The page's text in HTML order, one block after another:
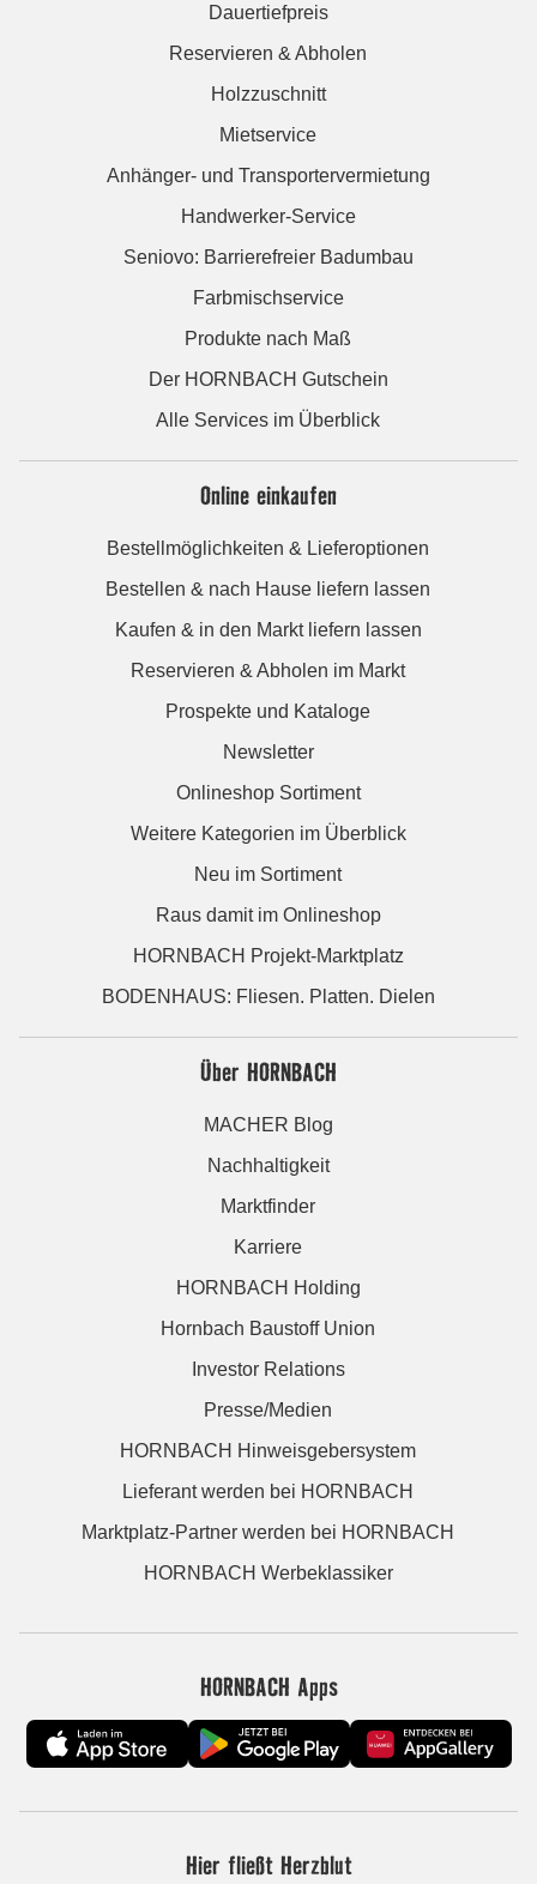
Dauertiefpreis
Reservieren & Abholen
Holzzuschnitt
Mietservice
Anhänger- und Transportervermietung
Handwerker-Service
Seniovo: Barrierefreier Badumbau
Farbmischservice
Produkte nach Maß
Der HORNBACH Gutschein
Alle Services im Überblick
Online einkaufen
Bestellmöglichkeiten & Lieferoptionen
Bestellen & nach Hause liefern lassen
Kaufen & in den Markt liefern lassen
Reservieren & Abholen im Markt
Prospekte und Kataloge
Newsletter
Onlineshop Sortiment
Weitere Kategorien im Überblick
Neu im Sortiment
Raus damit im Onlineshop
HORNBACH Projekt-Marktplatz
BODENHAUS: Fliesen. Platten. Dielen
Über HORNBACH
MACHER Blog
Nachhaltigkeit
Marktfinder
Karriere
HORNBACH Holding
Hornbach Baustoff Union
Investor Relations
Presse/Medien
HORNBACH Hinweisgebersystem
Lieferant werden bei HORNBACH
Marktplatz-Partner werden bei HORNBACH
HORNBACH Werbeklassiker
HORNBACH Apps
Hier fließt Herzblut